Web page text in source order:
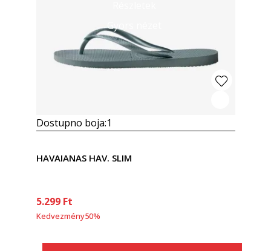
Gyors nézet
Dostupno boja:1
HAVAIANAS HAV. SLIM
5.299 Ft
Kedvezmény50%